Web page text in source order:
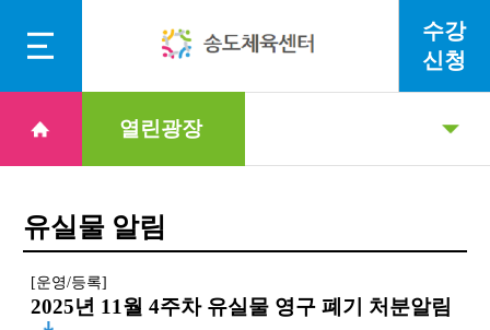
수강
신청
열린광장
유실물 알림
[운영/등록]
2025년 11월 4주차 유실물 영구 폐기 처분알림